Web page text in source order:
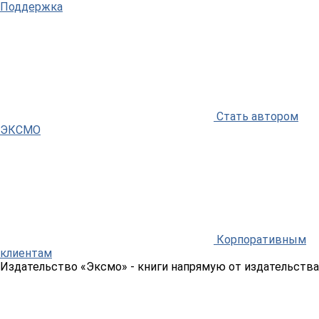
Поддержка
Стать автором
ЭКСМО
Корпоративным
клиентам
Издательство «Эксмо» - книги напрямую от издательства